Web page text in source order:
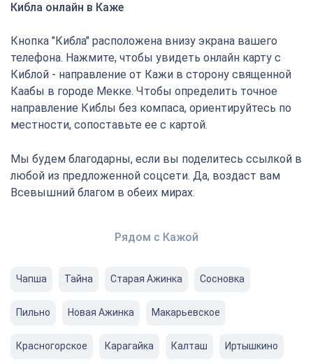
Кибла онлайн в Каже
Кнопка "Кибла" расположена внизу экрана вашего
телефона. Нажмите, чтобы увидеть онлайн карту с
Киблой - направление от Кажи в сторону священной
Каабы в городе Мекке. Чтобы определить точное
направление Киблы без компаса, ориентируйтесь по
местности, сопоставьте ее с картой.
Мы будем благодарны, если вы поделитесь ссылкой в
любой из предложенной соцсети. Да, воздаст вам
Всевышний благом в обеих мирах.
Рядом с Кажой
Чапша Тайна Старая Ажинка Сосновка
Пильно Новая Ажинка Макарьевское
Красногорское Карагайка Калташ Иртышкино